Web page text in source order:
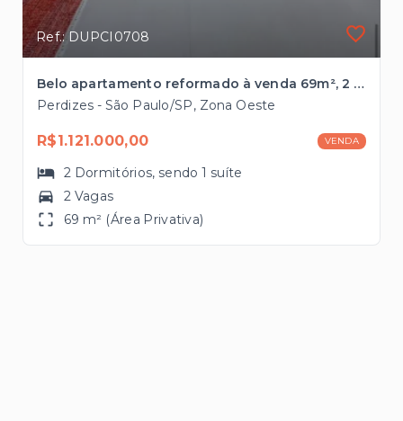
Ref.: DUPCI0708
Belo apartamento reformado à venda 69m², 2 vagas em Perdizes
Perdizes - São Paulo/SP, Zona Oeste
R$1.121.000,00 VENDA
2 Dormitórios, sendo1 suíte
2 Vagas
69 m² (Área Privativa)